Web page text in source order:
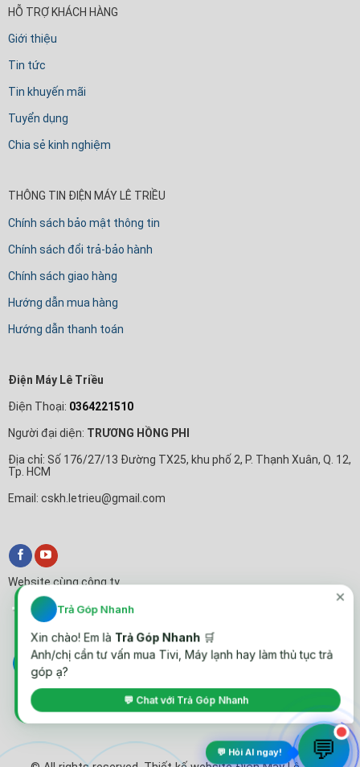
HỖ TRỢ KHÁCH HÀNG
Giới thiệu
Tin tức
Tin khuyến mãi
Tuyển dụng
Chia sẻ kinh nghiệm
THÔNG TIN ĐIỆN MÁY LÊ TRIỀU
Chính sách bảo mật thông tin
Chính sách đổi trả-bảo hành
Chính sách giao hàng
Hướng dẫn mua hàng
Hướng dẫn thanh toán
Điện Máy Lê Triều
Điện Thoại: 0364221510
Người đại diện: TRƯƠNG HỒNG PHI
Địa chỉ: Số 176/27/13 Đường TX25, khu phố 2, P. Thạnh Xuân, Q. 12,
Tp. HCM
Email: cskh.letrieu@gmail.com
Website cùng công ty
✕
Trả Góp Nhanh
Xin chào! Em là Trả Góp Nhanh 🛒
Anh/chị cần tư vấn mua Tivi, Máy lạnh hay làm thủ tục trả
góp ạ?
💬 Chat với Trả Góp Nhanh
💬
💬 Hỏi AI ngay!